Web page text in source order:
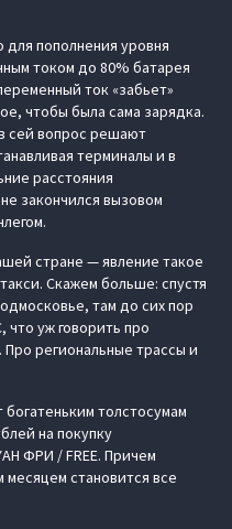
для пополнения уровня
током до 80% батарея
ток «забьет»
чтобы была сама зарядка.
сей вопрос решают
терминалы и в
расстояния
закончился вызовом
стране — явление такое
Скажем больше: спустя
там до сих пор
уж говорить про
региональные трассы и
толстосумам
на покупку
ФРИ / FREE. Причем
становится все